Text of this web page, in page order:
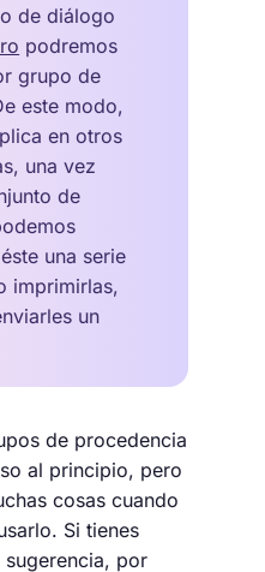
de diálogo
podremos
grupo de
este modo,
en otros
una vez
de
una serie
imprimirlas,
un
de procedencia
al principio, pero
cosas cuando
Si tienes
por